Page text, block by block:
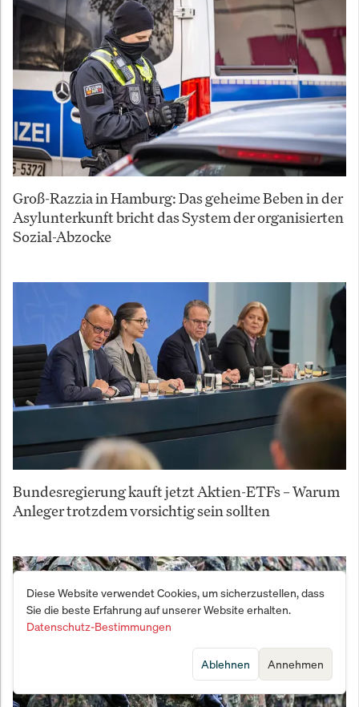
Groß-Razzia in Hamburg: Das geheime Beben in der
Asylunterkunft bricht das System der organisierten
Sozial-Abzocke
Bundesregierung kauft jetzt Aktien-ETFs – Warum
Anleger trotzdem vorsichtig sein sollten
Diese Website verwendet Cookies, um sicherzustellen, dass
Sie die beste Erfahrung auf unserer Website erhalten.
Datenschutz-Bestimmungen
Annehmen
Ablehnen